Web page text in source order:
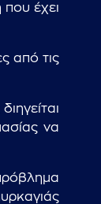
έχει
από τις
να